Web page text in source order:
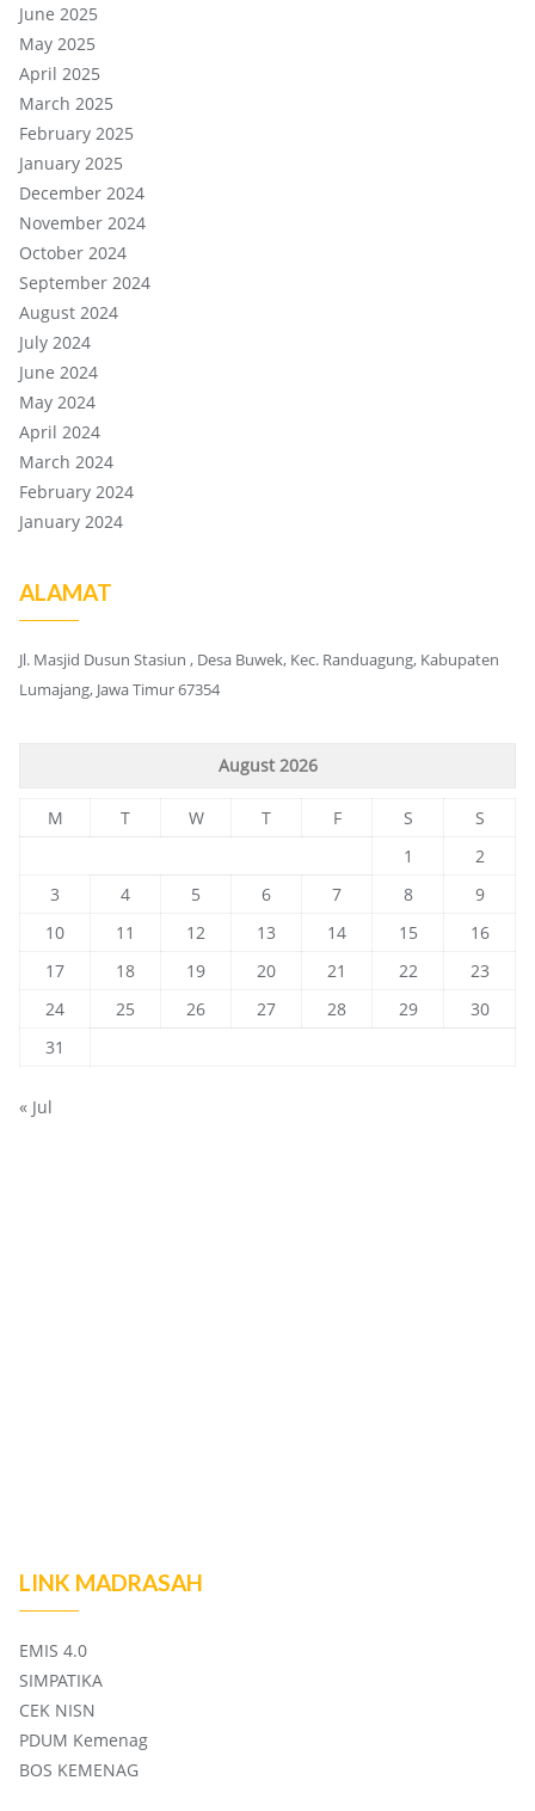
June 2025
May 2025
April 2025
March 2025
February 2025
January 2025
December 2024
November 2024
October 2024
September 2024
August 2024
July 2024
June 2024
May 2024
April 2024
March 2024
February 2024
January 2024
ALAMAT
Jl. Masjid Dusun Stasiun , Desa Buwek, Kec. Randuagung, Kabupaten
Lumajang, Jawa Timur 67354
August 2026
M T W T F S
S
1
2
3
4 5 6 7 8
9
10
11 12 13 14 15
16
17
18 19 20 21 22
23
24
25 26 27 28 29
30
31
« Jul
LINK MADRASAH
EMIS 4.0
SIMPATIKA
CEK NISN
PDUM Kemenag
BOS KEMENAG